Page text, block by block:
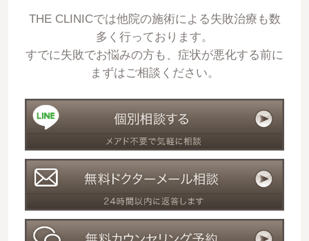
THE CLINICでは他院の施術による失敗治療も数
多く行っております。
すでに失敗でお悩みの方も、症状が悪化する前に
まずはご相談ください。